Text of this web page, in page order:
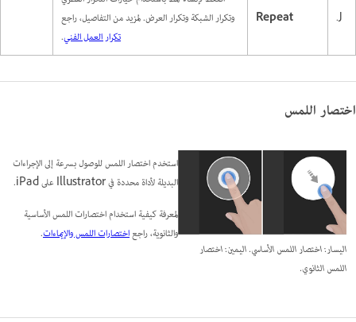
J.
Repeat
وتكرار الشبكة وتكرار العرض. لمزيد من التفاصيل، راجع
تكرار العمل الفني.
اختصار اللمس
استخدم اختصار اللمس للوصول بسرعة إلى الإجراءات
البديلة لأداة محددة في Illustrator على iPad.
لمعرفة كيفية استخدام اختصارات اللمس الأساسية
والثانوية، راجعاختصارات اللمس والإيماءات.
اليسار: اختصار اللمس الأساسي. اليمين: اختصار
اللمس الثانوي.